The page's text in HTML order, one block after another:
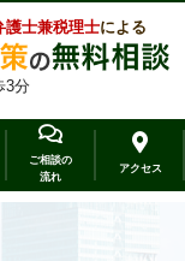
護士兼税理士による
3分
ご相談の
流れ
アクセス